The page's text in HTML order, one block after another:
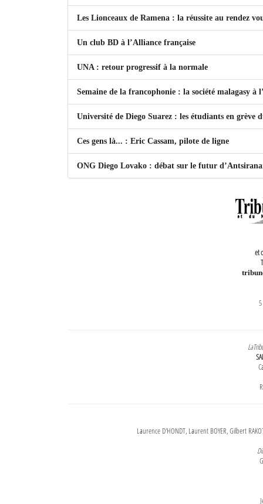
Les Lionceaux de Ramena : la réussite au rendez
Un club BD à l’Alliance française
UNA : retour progressif à la normale
Semaine de la francophonie : la société malagasy à
Université de Diego Suarez : les étudiants en grève
Ces gens là... : Eric Cassam, pilote de ligne
ONG Diego Lovako : débat sur le futur
et
Laurence D'HONDT, Laurent BOYER, Gilbert